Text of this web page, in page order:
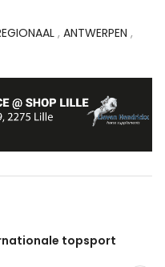
, ANTWERPEN ,
topsport